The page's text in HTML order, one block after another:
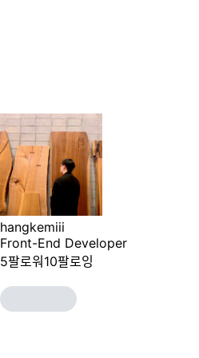
hangkemiii
Front-End Developer
5팔로워 10팔로잉